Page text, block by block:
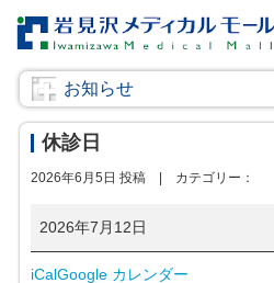
お知らせ
休診日
2026年6月5日 投稿 | カテゴリー：
日
2026年7月12日
iCalGoogle カレンダー